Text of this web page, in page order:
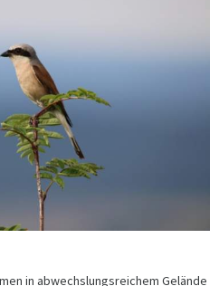
in abwechslungsreichem Gelände